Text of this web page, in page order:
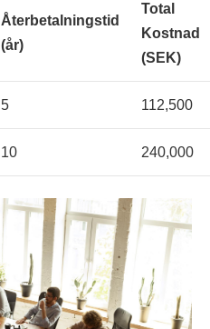
Återbetalningstid
(år)
Total
Kostnad
(SEK)
5 112,500
10 240,000